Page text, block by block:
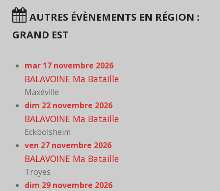
AUTRES ÉVÈNEMENTS EN RÉGION :
GRAND EST
mar 17 novembre 2026
BALAVOINE Ma Bataille
Maxéville
dim 22 novembre 2026
BALAVOINE Ma Bataille
Eckbolsheim
ven 27 novembre 2026
BALAVOINE Ma Bataille
Troyes
dim 29 novembre 2026